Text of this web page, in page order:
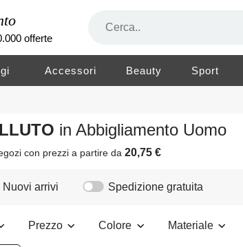
offerte
Accessori Beauty Sport
in Abbigliamento Uomo
con prezzi a partire da20,75 €
Nuovi arrivi Spedizione gratuita
Prezzo Colore Materiale